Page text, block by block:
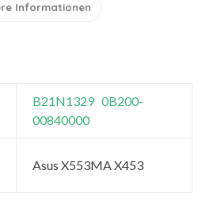
Informationen
B21N1329 0B200-
00840000
Asus X553MA X453